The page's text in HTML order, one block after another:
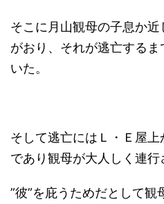
そこに月山観母の子息か近
がおり、それが逃亡する
いた。
そして逃亡にはＬ・Ｅ屋
であり観母が大人しく連行
”彼”を庇うためだとして